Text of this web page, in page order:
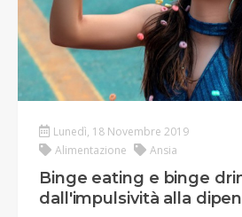
Lunedì, 18 Novembre 2019
Alimentazione
Ansia
Binge eating e binge
dall'impulsività alla